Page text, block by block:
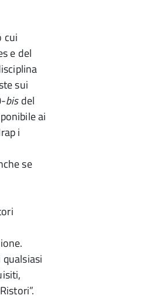
cui
e del
sui
bisdel
ai
i
se